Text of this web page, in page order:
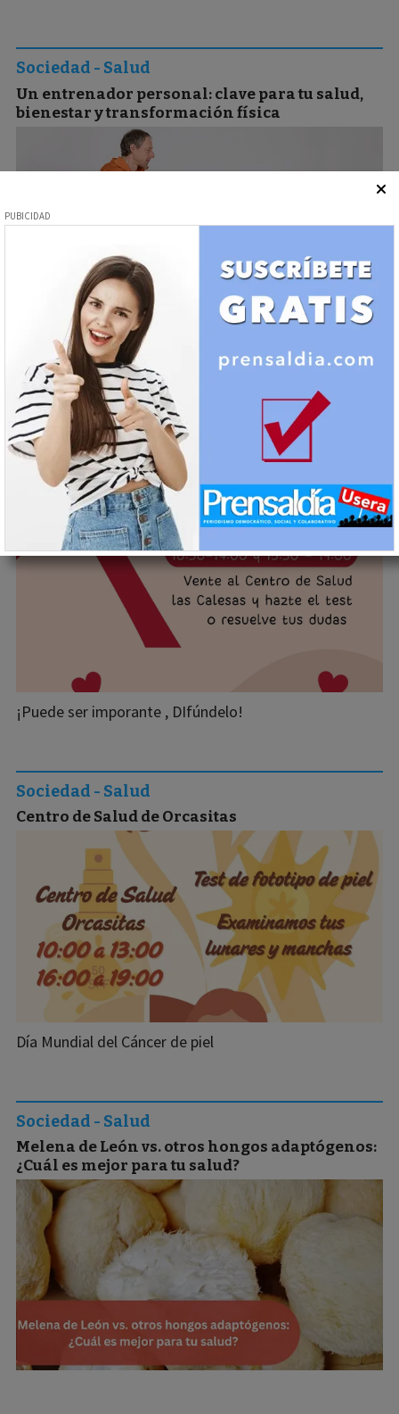
Un entrenador personal: clave para tu salud,
bienestar y transformación física
Sociedad - Salud
El entrenador personal es un especialista en actividad
física que trabaja de forma individualizada con cada
cliente
Día del VIH/Centro de Salud Las Calesas.
Sociedad - Salud
¡Puede ser imporante , DIfúndelo!
Centro de Salud de Orcasitas
Sociedad - Salud
Día Mundial del Cáncer de piel
Melena de León vs. otros hongos adaptógenos:
¿Cuál es mejor para tu salud?
Sociedad - Salud